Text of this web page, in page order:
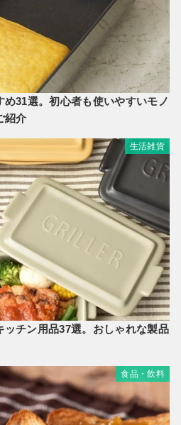
31選。初心者も使いやすいモノ
紹介
生活雑貨
ッチン用品37選。おしゃれな製品
食品・飲料